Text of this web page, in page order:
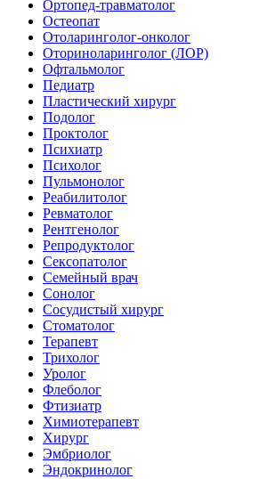
Ортопед-травматолог
Остеопат
Отоларинголог-онколог
Оториноларинголог (ЛОР)
Офтальмолог
Педиатр
Пластический хирург
Подолог
Проктолог
Психиатр
Психолог
Пульмонолог
Реабилитолог
Ревматолог
Рентгенолог
Репродуктолог
Сексопатолог
Семейный врач
Сонолог
Сосудистый хирург
Стоматолог
Терапевт
Трихолог
Уролог
Флеболог
Фтизиатр
Химиотерапевт
Хирург
Эмбриолог
Эндокринолог